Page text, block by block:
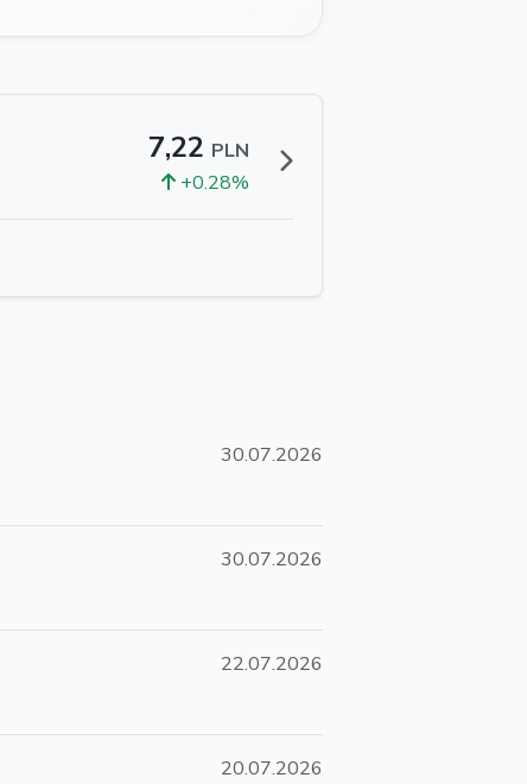
7,22 PLN
+0.28%
30.07.2026
30.07.2026
22.07.2026
20.07.2026